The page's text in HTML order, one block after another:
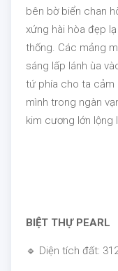
bên bờ biển chan
xứng hài hòa đẹp
thống. Các mảng
sáng lấp lánh ùa
tứ phía cho ta cảm
mình trong ngàn
kim cương lớn lộng
BIỆT THỰ PEARL
🔹 Diện tích đất: